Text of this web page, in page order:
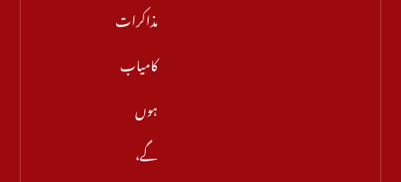
مذاکرات
کامیاب
ہوں
گے،